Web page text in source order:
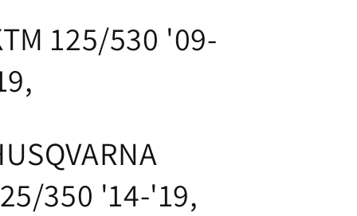
Moto
Master
Moto
Master
125/530 '09-
350 '14-'19,